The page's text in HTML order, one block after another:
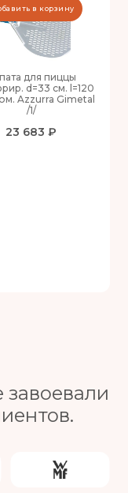
для пиццы
d=33 см. l=120
Azzurra Gimetal
/1/
23 683 ₽
в корзину